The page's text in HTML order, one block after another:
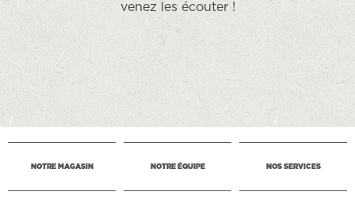
venez les écouter !
NOTRE MAGASIN NOTRE ÉQUIPE NOS SERVICES